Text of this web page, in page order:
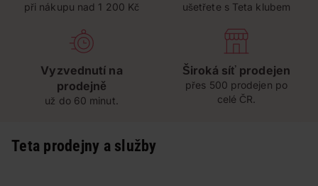
při nákupu nad 1 200 Kč ušetřete s Teta klubem
Vyzvednutí na
prodejně
už do 60 minut.
Široká síť prodejen
přes 500 prodejen po
celé ČR.
Teta prodejny a služby